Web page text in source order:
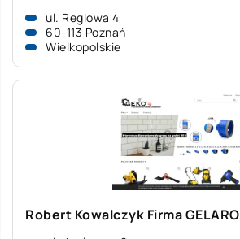
ul. Reglowa 4
60-113 Poznań
Wielkopolskie
Robert Kowalczyk Firma GELARO